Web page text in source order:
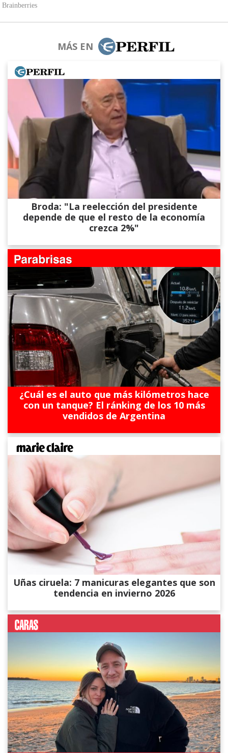
MÁS EN
Broda: "La reelección del presidente
depende de que el resto de la economía
crezca 2%"
¿Cuál es el auto que más kilómetros hace
con un tanque? El ránking de los 10 más
vendidos de Argentina
Uñas ciruela: 7 manicuras elegantes que son
tendencia en invierno 2026